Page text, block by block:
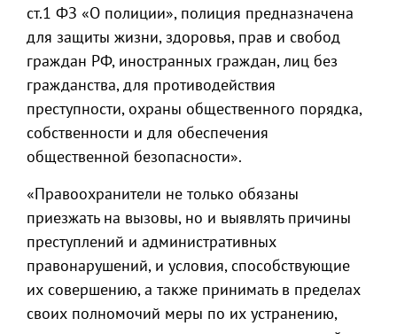
ст.1 ФЗ «О полиции», полиция предназначена
для защиты жизни, здоровья, прав и свобод
граждан РФ, иностранных граждан, лиц без
гражданства, для противодействия
преступности, охраны общественного порядка,
собственности и для обеспечения
общественной безопасности».
«Правоохранители не только обязаны
приезжать на вызовы, но и выявлять причины
преступлений и административных
правонарушений, и условия, способствующие
их совершению, а также принимать в пределах
своих полномочий меры по их устранению,